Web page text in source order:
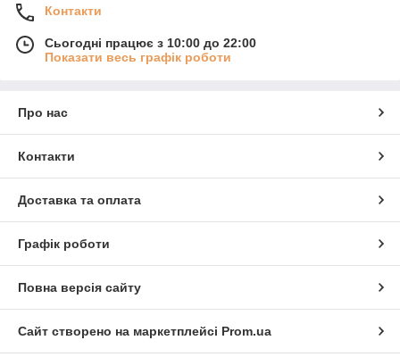
Контакти
Сьогодні працює з 10:00 до 22:00
Показати весь графік роботи
Про нас
Контакти
Доставка та оплата
Графік роботи
Повна версія сайту
Сайт створено на маркетплейсі Prom.ua